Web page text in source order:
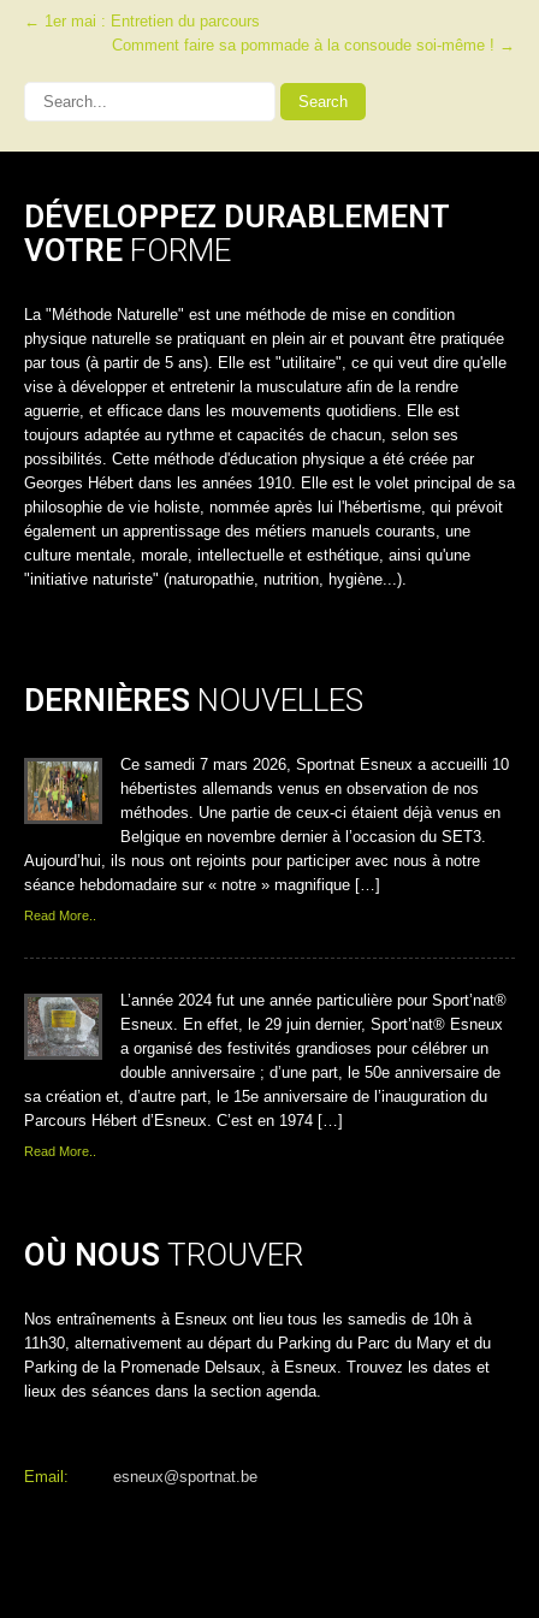
Post
navigation
← 1er mai : Entretien du parcours
Comment faire sa pommade à la consoude soi-même ! →
DÉVELOPPEZ DURABLEMENT
VOTRE FORME
La "Méthode Naturelle" est une méthode de mise en condition
physique naturelle se pratiquant en plein air et pouvant être pratiquée
par tous (à partir de 5 ans). Elle est "utilitaire", ce qui veut dire qu'elle
vise à développer et entretenir la musculature afin de la rendre
aguerrie, et efficace dans les mouvements quotidiens. Elle est
toujours adaptée au rythme et capacités de chacun, selon ses
possibilités. Cette méthode d'éducation physique a été créée par
Georges Hébert dans les années 1910. Elle est le volet principal de sa
philosophie de vie holiste, nommée après lui l'hébertisme, qui prévoit
également un apprentissage des métiers manuels courants, une
culture mentale, morale, intellectuelle et esthétique, ainsi qu'une
"initiative naturiste" (naturopathie, nutrition, hygiène...).
DERNIÈRES NOUVELLES
Ce samedi 7 mars 2026, Sportnat Esneux a accueilli 10
hébertistes allemands venus en observation de nos
méthodes. Une partie de ceux-ci étaient déjà venus en
Belgique en novembre dernier à l’occasion du SET3.
Aujourd’hui, ils nous ont rejoints pour participer avec nous à notre
séance hebdomadaire sur « notre » magnifique […]
Read More..
L’année 2024 fut une année particulière pour Sport’nat®
Esneux. En effet, le 29 juin dernier, Sport’nat® Esneux
a organisé des festivités grandioses pour célébrer un
double anniversaire ; d’une part, le 50e anniversaire de
sa création et, d’autre part, le 15e anniversaire de l’inauguration du
Parcours Hébert d’Esneux. C’est en 1974 […]
Read More..
OÙ NOUS TROUVER
Nos entraînements à Esneux ont lieu tous les samedis de 10h à
11h30, alternativement au départ du Parking du Parc du Mary et du
Parking de la Promenade Delsaux, à Esneux. Trouvez les dates et
lieux des séances dans la section agenda.
Email: esneux@sportnat.be